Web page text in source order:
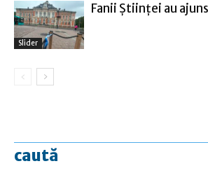
Slider
Fanii Ştiinţei au
caută